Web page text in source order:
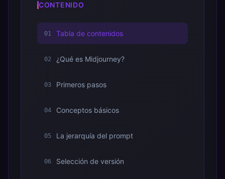
CONTENIDO
01 Tabla de contenidos
02 ¿Qué es Midjourney?
03 Primeros pasos
04 Conceptos básicos
05 La jerarquía del prompt
06 Selección de versión